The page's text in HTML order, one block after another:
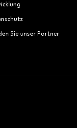
Sie unser Partner